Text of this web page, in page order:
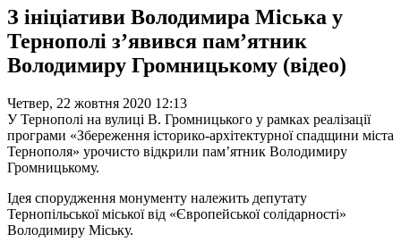
З ініціативи Володимира Міська у
Тернополі з’явився пам’ятник
Володимиру Громницькому (відео)
Четвер, 22 жовтня 2020 12:13
У Тернополі на вулиці В. Громницького у рамках реалізації
програми «Збереження історико-архітектурної спадщини міста
Тернополя» урочисто відкрили пам’ятник Володимиру
Громницькому.
Ідея спорудження монументу належить депутату
Тернопільської міської від «Європейської солідарності»
Володимиру Міську.